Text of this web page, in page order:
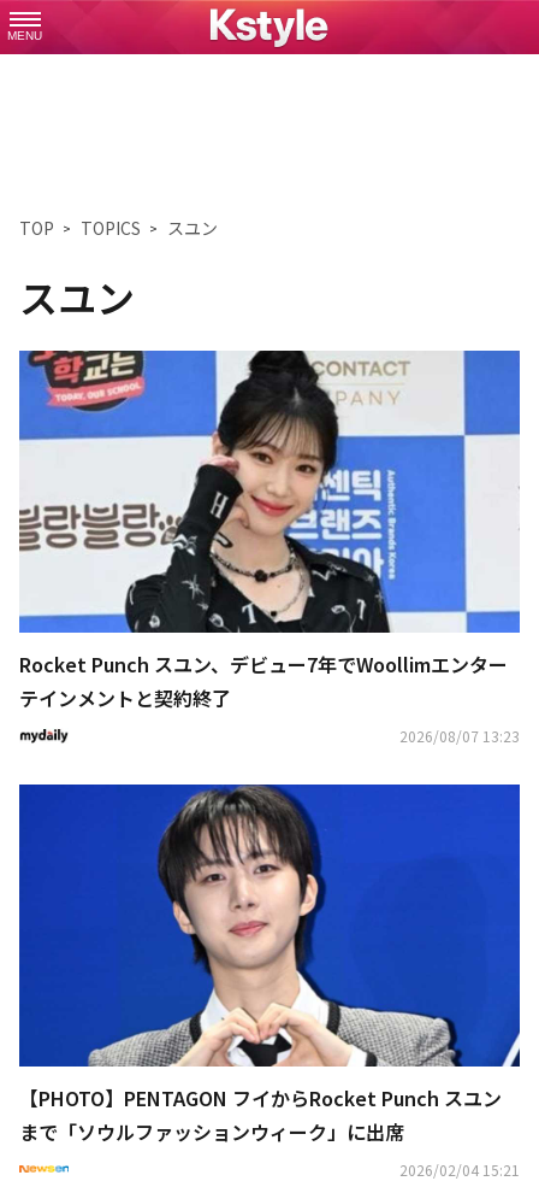
MENU
TOP TOPICS スユン
スユン
Rocket Punch スユン、デビュー7年でWoollimエンター
テインメントと契約終了
2026/08/07 13:23
【PHOTO】PENTAGON フイからRocket Punch スユン
まで「ソウルファッションウィーク」に出席
2026/02/04 15:21